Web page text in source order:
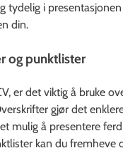
tydelig i
din.
og punktlister
er det viktig å bruke
gjør det
mulig å presentere
kan du fremheve